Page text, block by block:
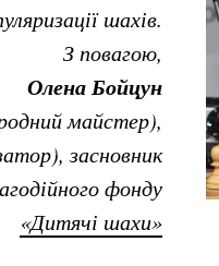
шахів.
З повагою,
Олена Бойцун
майстер),
засновник
фонду
«Дитячі шахи»